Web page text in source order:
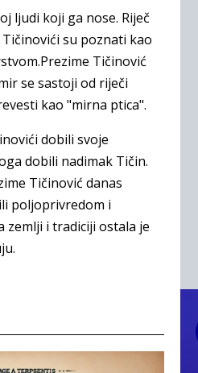
ljudi koji ga nose. Riječ
su poznati kao
Tičinović
se sastoji od riječi
kao "mirna ptica".
dobili svoje
dobili nadimak Tičin.
Tičinović danas
poljoprivredom i
zemlji i tradiciji ostala je